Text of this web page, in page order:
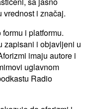
vrednost i značaj.
i platformu.
zapisani i objavljeni u
imaju autore i
uglavnom
Radio